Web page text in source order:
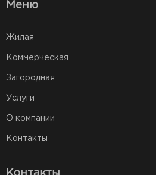
Меню
Жилая
Коммерческая
Загородная
Услуги
О компании
Контакты